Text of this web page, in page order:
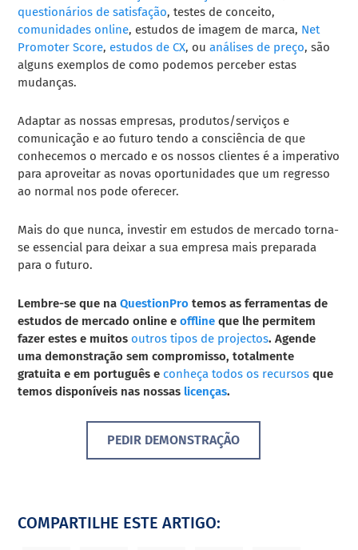
questionários de satisfação, testes de conceito,
comunidades online, estudos de imagem de marca, Net
Promoter Score, estudos de CX, ouanálises de preço, são
alguns exemplos de como podemos perceber estas
mudanças.
Adaptar as nossas empresas, produtos/serviços e
comunicação e ao futuro tendo a consciência de que
conhecemos o mercado e os nossos clientes é a imperativo
para aproveitar as novas oportunidades que um regresso
ao normal nos pode oferecer.
Mais do que nunca, investir em estudos de mercado torna-
se essencial para deixar a sua empresa mais preparada
para o futuro.
Lembre-se que naQuestionPro temos as ferramentas de
estudos de mercado online eoffline que lhe permitem
fazer estes e muitos outros tipos de projectos. Agende
uma demonstração sem compromisso, totalmente
gratuita e em português e conheça todos os recursos que
temos disponíveis nas nossas licenças.
PEDIR DEMONSTRAÇÃO
COMPARTILHE ESTE ARTIGO: